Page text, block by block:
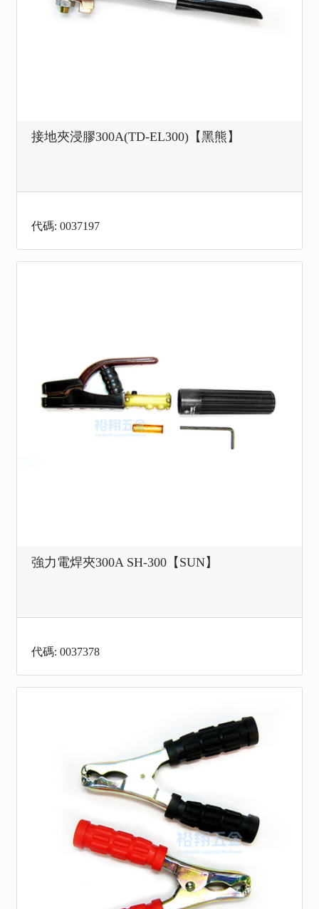
接地夾浸膠300A(TD-EL300)【黑熊】
代碼: 0037197
強力電焊夾300A SH-300【SUN】
代碼: 0037378